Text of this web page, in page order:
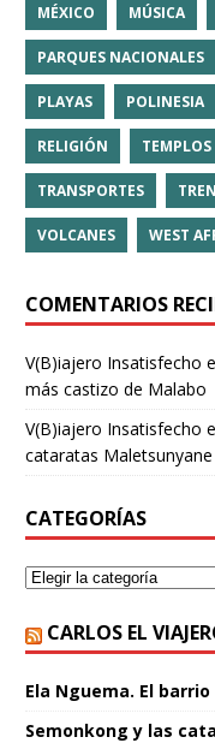
MÉXICO MÚSICA
PARQUES NACIONALES
PLAYAS POLINESIA
RELIGIÓN TEMPLOS
TRANSPORTES TREN
VOLCANES WEST
COMENTARIOS
V(B)iajero Insatisfecho
más castizo de Malabo
V(B)iajero Insatisfecho
cataratas
CATEGORÍAS
CARLOS EL
Ela Nguema. El
Semonkong y las